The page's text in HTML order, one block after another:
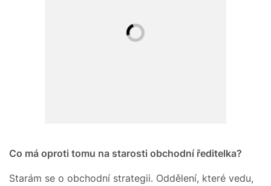
Co má oproti tomu na starosti obchodní ředitelka?
Starám se o obchodní strategii. Oddělení, které vedu,